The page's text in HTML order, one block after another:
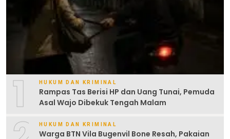
1 HUKUM DAN KRIMINAL
Rampas Tas Berisi HP dan Uang Tunai, Pemuda
Asal Wajo Dibekuk Tengah Malam
HUKUM DAN KRIMINAL
Warga BTN Vila Bugenvil Bone Resah, Pakaian